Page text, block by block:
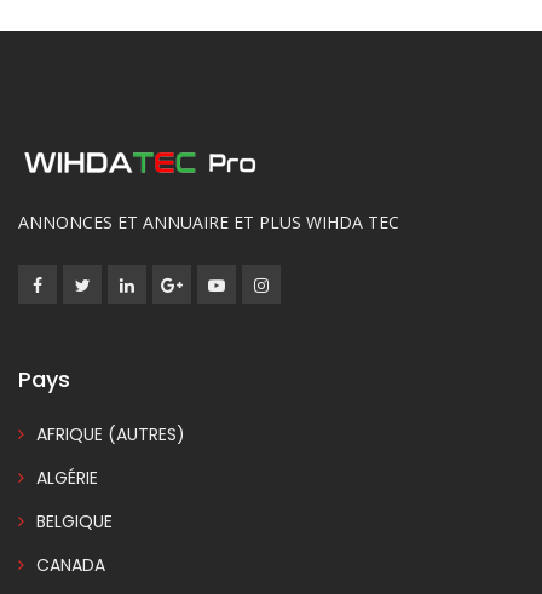
ANNONCES ET ANNUAIRE ET PLUS WIHDA TEC
Pays
AFRIQUE (AUTRES)
ALGÉRIE
BELGIQUE
CANADA